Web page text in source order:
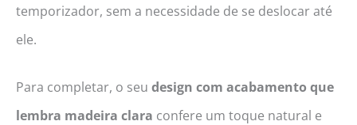
temporizador, sem a necessidade de se deslocar até
ele.
Para completar, o seu design com acabamento que
lembra madeira clara confere um toque natural e